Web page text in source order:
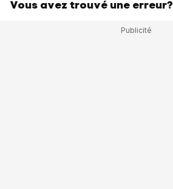
Vous avez trouvé une erreur?